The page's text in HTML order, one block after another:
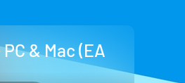
& Mac (EA